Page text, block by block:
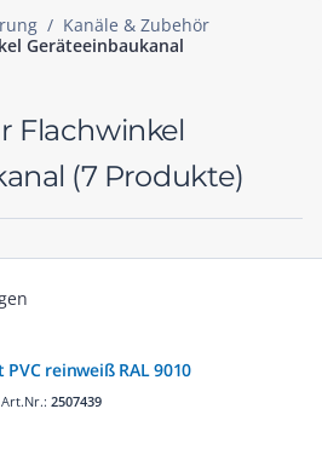
Kanäle & Zubehör
Geräteeinbaukanal
Flachwinkel
(7 Produkte)
reinweiß RAL 9010
Art.Nr.: 2507439